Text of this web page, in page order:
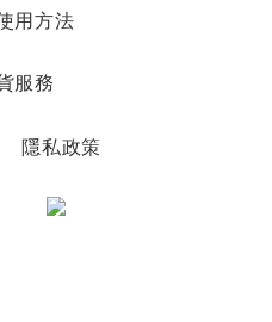
用方法
服務
隱私政策